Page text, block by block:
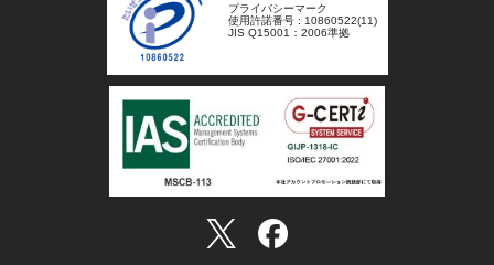
プライバシーマーク
使用許諾番号 : 10860522(11)
JIS Q15001：2006準拠